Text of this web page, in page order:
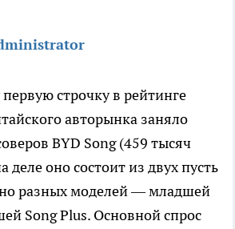
строчку в рейтинге
авторынка заняло
BYD Song (459 тысяч
деле оно состоит из двух пусть
разных моделей — младшей
Song Plus. Основной спрос